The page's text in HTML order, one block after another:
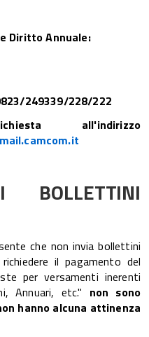
Diritto Annuale:
249339/228/222
all'indirizzo
BOLLETTINI
che non invia bollettini
il pagamento del
per versamenti inerenti
Annuari, etc." non sono
hanno alcuna attinenza